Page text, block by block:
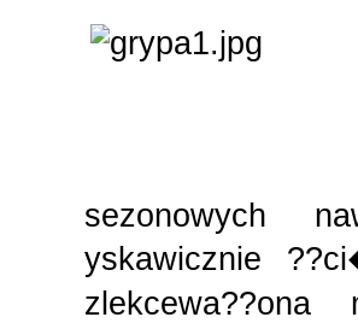
sezonowych
yskawicznie
zlekcewa??ona